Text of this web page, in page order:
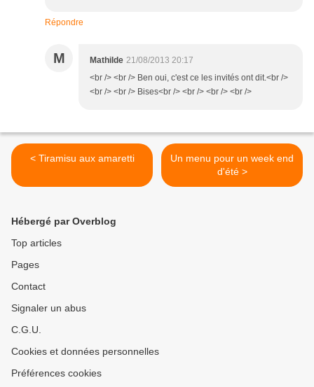
Répondre
M Mathilde 21/08/2013 20:17
<br /> <br /> Ben oui, c'est ce les invités ont dit.<br />
<br /> <br /> Bises<br /> <br /> <br /> <br />
< Tiramisu aux amaretti
Un menu pour un week end
d'été >
Hébergé par Overblog
Top articles
Pages
Contact
Signaler un abus
C.G.U.
Cookies et données personnelles
Préférences cookies